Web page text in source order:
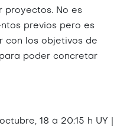
proyectos. No es
previos pero es
con los objetivos de
poder concretar
18 a 20:15 h UY |